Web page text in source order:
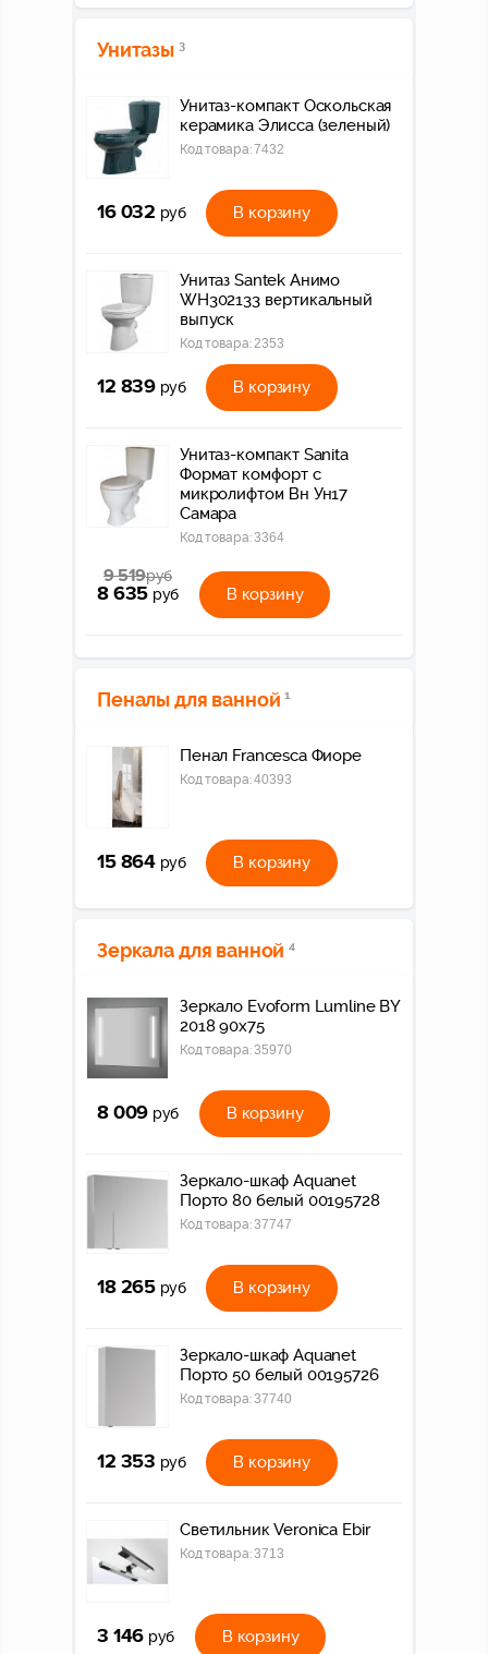
Унитазы 3
Унитаз-компакт Оскольская
керамика Элисса (зеленый)
Код товара:7432
16 032 руб В корзину
Унитаз Santek Анимо
WH302133 вертикальный
выпуск
Код товара: 2353
12 839 руб В корзину
Унитаз-компакт Sanita
Формат комфорт с
микролифтом Вн Ун17
Самара
Код товара:3364
9 519руб
8 635 руб В корзину
Пеналы для ванной 1
Пенал Francesca Фиоре
Код товара:40393
15 864 руб В корзину
Зеркала для ванной 4
Зеркало Evoform Lumline BY
2018 90x75
Код товара:35970
8 009 руб В корзину
Зеркало-шкаф Aquanet
Порто 80 белый 00195728
Код товара:37747
18 265 руб В корзину
Зеркало-шкаф Aquanet
Порто 50 белый 00195726
Код товара:37740
12 353 руб В корзину
Светильник Veroniсa Ebir
Код товара:3713
3 146 руб В корзину